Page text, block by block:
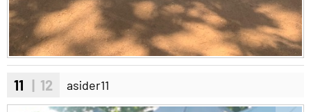
11 | 12 asider11